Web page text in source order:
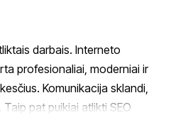
darbais. Interneto
profesionaliai, moderniai ir
Komunikacija sklandi,
pat puikiai atlikti SEO